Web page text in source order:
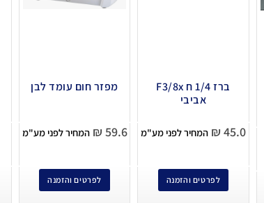
ברז 1/4 ח F3/8x
אביבי
₪ 45.0 המחיר לפני מע"מ
לפרטים והזמנה
מפזר חום עומד לבן
₪ 59.6 המחיר לפני מע"מ
לפרטים והזמנה